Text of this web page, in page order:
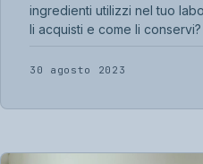
ingredienti utilizzi nel tuo
li acquisti e come li conservi?
30 agosto 2023